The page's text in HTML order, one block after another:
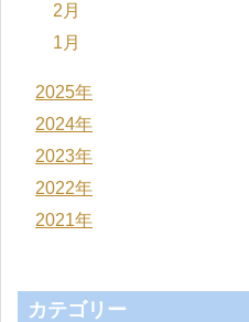
2月
1月
2025年
2024年
2023年
2022年
2021年
カテゴリー